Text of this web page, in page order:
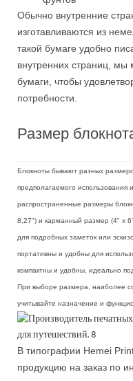
Обычно внутренние
изготавливаются из
такой бумаге удобно
внутренних страниц,
бумаги, чтобы
потребности.
Размер
Блокноты бывают разных
предполагаемого
распространенные размеры
8,27") и карманный размер (4" x
для подробных заметок или
портативны и удобны для
компактны и удобны, идеально
При выборе размера, наиболее
учитывайте назначение и
В типографии Hemei
продукцию на заказ по